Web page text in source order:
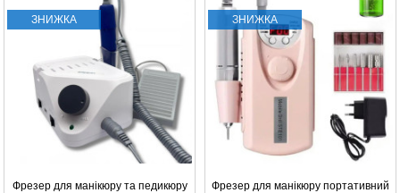
ЗНИЖКА
Фрезер для манікюру та педикюру
ЗНИЖКА
Фрезер для манікюру портативний